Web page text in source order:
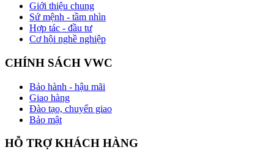
Giới thiệu chung
Sứ mệnh - tầm nhìn
Hợp tác - đầu tư
Cơ hội nghề nghiệp
CHÍNH SÁCH VWC
Bảo hành - hậu mãi
Giao hàng
Đào tạo, chuyển giao
Bảo mật
HỖ TRỢ KHÁCH HÀNG